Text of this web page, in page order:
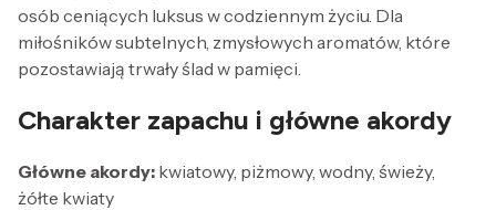
osób ceniących luksus w codziennym życiu. Dla
miłośników subtelnych, zmysłowych aromatów, które
pozostawiają trwały ślad w pamięci.
Charakter zapachu i główne akordy
Główne akordy: kwiatowy, piżmowy, wodny, świeży,
żółte kwiaty